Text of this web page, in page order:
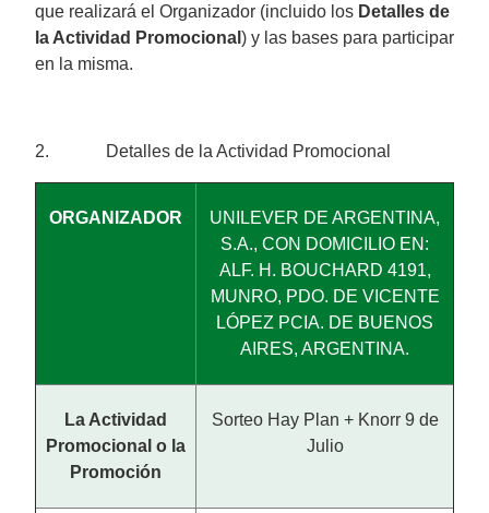
que realizará el Organizador (incluido los Detalles de
la Actividad Promocional ) y las bases para participar
en la misma.
2. Detalles de la Actividad Promocional
ORGANIZADOR
UNILEVER DE ARGENTINA,
S.A., CON DOMICILIO EN:
ALF. H. BOUCHARD 4191,
MUNRO, PDO. DE VICENTE
LÓPEZ PCIA. DE BUENOS
AIRES, ARGENTINA.
La Actividad
Promocional o la
Promoción
Sorteo Hay Plan + Knorr 9 de
Julio